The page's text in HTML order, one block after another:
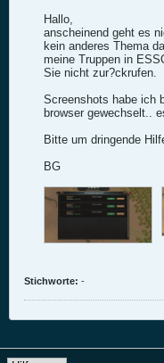
Hallo,
anscheinend geht es
kein anderes Thema
meine Truppen in
Sie nicht zur?ckrufen.
Screenshots habe ich
browser gewechselt..
Bitte um dringende
BG
Stichworte: -